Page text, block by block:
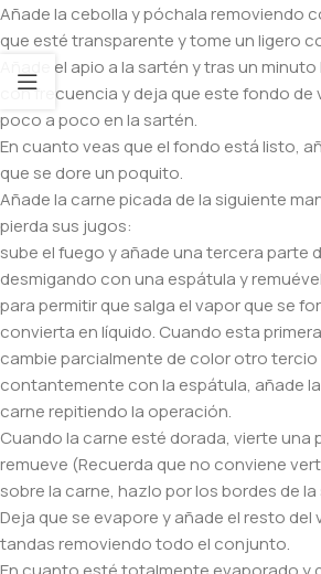
Añade la cebolla y póchala removiendo
que esté transparente y tome un ligero
Añade el apio a la sartén y tras un
con frecuencia y deja que este fondo de
poco a poco en la sartén.
En cuanto veas que el fondo está listo,
que se dore un poquito.
Añade la carne picada de la siguiente
pierda sus jugos:
sube el fuego y añade una tercera parte
desmigando con una espátula y
para permitir que salga el vapor que se
convierta en líquido. Cuando esta
cambie parcialmente de color otro tercio
contantemente con la espátula, añade
carne repitiendo la operación.
Cuando la carne esté dorada, vierte una
remueve (Recuerda que no conviene
sobre la carne, hazlo por los bordes de
Deja que se evapore y añade el resto del
tandas removiendo todo el conjunto.